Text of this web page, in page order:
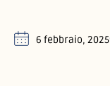
6 febbraio, 2025